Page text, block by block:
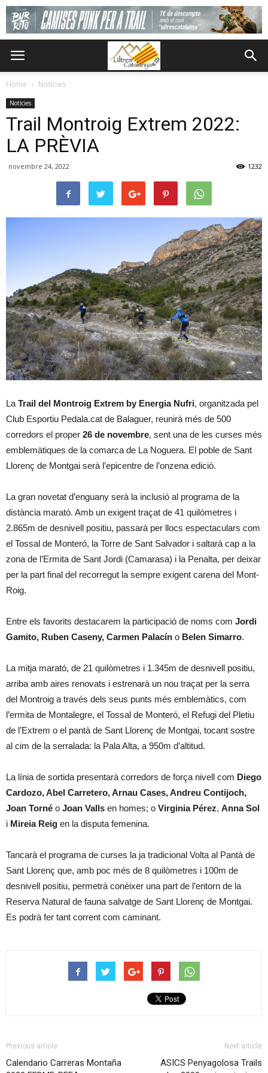
Home Notícies
Notícies
Trail Montroig Extrem 2022:
LA PRÈVIA
novembre 24, 2022 1232
La Trail del Montroig Extrem by Energia Nufri, organitzada pel
Club Esportiu Pedala.cat de Balaguer, reunirà més de 500
corredors el proper 26 de novembre, sent una de les curses més
emblemàtiques de la comarca de La Noguera. El poble de Sant
Llorenç de Montgai serà l’epicentre de l’onzena edició.
La gran novetat d’enguany serà la inclusió al programa de la
distància marató. Amb un exigent traçat de 41 quilòmetres i
2.865m de desnivell positiu, passarà per llocs espectaculars com
el Tossal de Monteró, la Torre de Sant Salvador i saltarà cap a la
zona de l’Ermita de Sant Jordi (Camarasa) i la Penalta, per deixar
per la part final del recorregut la sempre exigent carena del Mont-
Roig.
Entre els favorits destacarem la participació de noms com Jordi
Gamito, Ruben Caseny, Carmen Palacín o Belen Simarro.
La mitja marató, de 21 quilòmetres i 1.345m de desnivell positiu,
arriba amb aires renovats i estrenarà un nou traçat per la serra
del Montroig a través dels seus punts més emblemàtics, com
l’ermita de Montalegre, el Tossal de Monteró, el Refugi del Pletiu
de l’Extrem o el pantà de Sant Llorenç de Montgai, tocant sostre
al cim de la serralada: la Pala Alta, a 950m d’altitud.
La línia de sortida presentarà corredors de força nivell com Diego
Cardozo, Abel Carretero, Arnau Cases, Andreu Contijoch,
Joan Torné o Joan Valls en homes; o Virginia Pérez, Anna Sol
i Mireia Reig en la disputa femenina.
Tancarà el programa de curses la ja tradicional Volta al Pantà de
Sant Llorenç que, amb poc més de 8 quilòmetres i 100m de
desnivell positiu, permetrà conèixer una part de l’entorn de la
Reserva Natural de fauna salvatge de Sant Llorenç de Montgai.
Es podrà fer tant corrent com caminant.
Previous article
Calendario Carreras Montaña
Next article
ASICS Penyagolosa Trails